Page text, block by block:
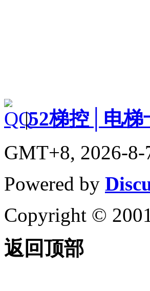
|52梯控│电
GMT+8, 2026-8-
Powered by
Copyright ©
返回顶部